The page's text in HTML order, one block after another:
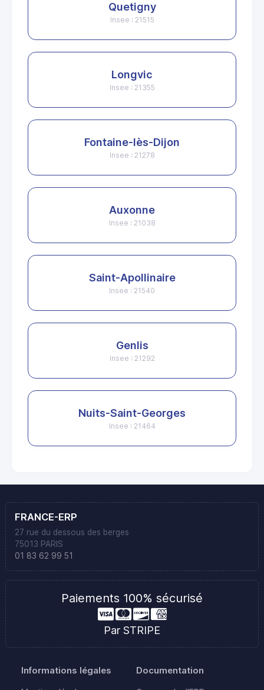
Quetigny
Insee : 21515
Longvic
Insee : 21355
Fontaine-lès-Dijon
Insee : 21278
Auxonne
Insee : 21038
Saint-Apollinaire
Insee : 21540
Genlis
Insee : 21292
Nuits-Saint-Georges
Insee : 21464
FRANCE-ERP
27 rue du dessous des berges
75013 PARIS
01 83 62 99 51
Paiements 100% sécurisé
Par STRIPE
Informations légales Documentation